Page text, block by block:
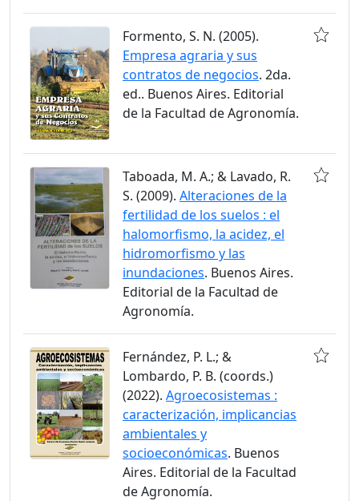
Formento, S. N. (2005).
Empresa agraria y sus
contratos de negocios. 2da.
ed.. Buenos Aires. Editorial
de la Facultad de Agronomía.
Taboada, M. A.; & Lavado, R.
S. (2009). Alteraciones de la
fertilidad de los suelos : el
halomorfismo, la acidez, el
hidromorfismo y las
inundaciones. Buenos Aires.
Editorial de la Facultad de
Agronomía.
Fernández, P. L.; &
Lombardo, P. B. (coords.)
(2022). Agroecosistemas :
caracterización, implicancias
ambientales y
socioeconómicas. Buenos
Aires. Editorial de la Facultad
de Agronomía.